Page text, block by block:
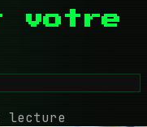
votre
lecture